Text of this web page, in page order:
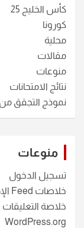
كأس الخليج 25
كورونا
محلية
مقالات
منوعات
نتائج الامتحانات
نموذج التجقق
منوعات
تسجيل الدخول
خلاصات Feed الإدخالات
خلاصة التعليقات
WordPress.org